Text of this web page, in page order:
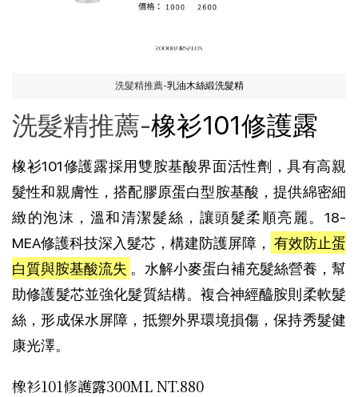
洗髮精推薦-乳油木絲緞洗髮精
洗髮精推薦-橡衫101修護露
橡衫101修護露採用雙胺基酸界面活性劑，具有高親
髮性和親膚性，搭配膠原蛋白型胺基酸，提供綿密細
緻的泡沫，溫和清潔髮絲，讓頭髮柔順亮麗。18-
MEA修護科技深入髮芯，構建防護屏障， 有效防止蛋
白質與胺基酸流失 。水解小麥蛋白補充髮絲營養，幫
助修護髮芯並強化髮質結構。複合神經醯胺則柔軟髮
絲，形成保水屏障，抵禦外界環境損傷，保持秀髮健
康光澤。
橡衫101修護露300ML NT.880